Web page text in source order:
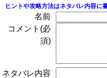
ヒントや攻略方法はネタバレ内容に
名前
コメント(必
須)
ネタバレ内容